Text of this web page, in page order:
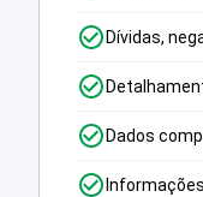
Dívidas,
Dados